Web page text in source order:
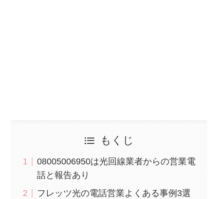
もくじ
08005006950は光回線業者からの営業電
話と報告あり
フレッツ光の電話営業よくある事例3選